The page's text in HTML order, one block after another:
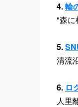
4.輪
"森に
5.
清流
6. ロ
人里